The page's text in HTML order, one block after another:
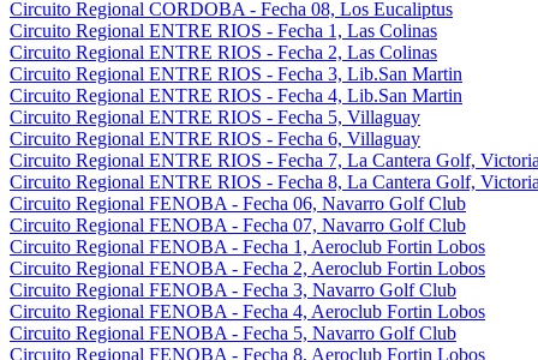
Circuito Regional CORDOBA - Fecha 08, Los Eucaliptus
Circuito Regional ENTRE RIOS - Fecha 1, Las Colinas
Circuito Regional ENTRE RIOS - Fecha 2, Las Colinas
Circuito Regional ENTRE RIOS - Fecha 3, Lib.San Martin
Circuito Regional ENTRE RIOS - Fecha 4, Lib.San Martin
Circuito Regional ENTRE RIOS - Fecha 5, Villaguay
Circuito Regional ENTRE RIOS - Fecha 6, Villaguay
Circuito Regional ENTRE RIOS - Fecha 7, La Cantera Golf, Victoria
Circuito Regional ENTRE RIOS - Fecha 8, La Cantera Golf, Victoria
Circuito Regional FENOBA - Fecha 06, Navarro Golf Club
Circuito Regional FENOBA - Fecha 07, Navarro Golf Club
Circuito Regional FENOBA - Fecha 1, Aeroclub Fortin Lobos
Circuito Regional FENOBA - Fecha 2, Aeroclub Fortin Lobos
Circuito Regional FENOBA - Fecha 3, Navarro Golf Club
Circuito Regional FENOBA - Fecha 4, Aeroclub Fortin Lobos
Circuito Regional FENOBA - Fecha 5, Navarro Golf Club
Circuito Regional FENOBA - Fecha 8, Aeroclub Fortin Lobos